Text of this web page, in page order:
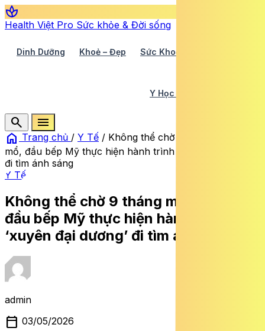
spa
Health Việt Pro Sức khỏe & Đời sống
Dinh Dưỡng Khoẻ – Đẹp Sức Khoẻ TV
Y Học Cổ Truyền
search
menu
home Trang chủ / Y Tế / Không thể chờ 9 tháng mới được
mổ, đầu bếp Mỹ thực hiện hành trình ‘xuyên đại dương’
đi tìm ánh sáng
Y Tế
Không thể chờ 9 tháng mới được mổ,
đầu bếp Mỹ thực hiện hành trình
‘xuyên đại dương’ đi tìm ánh sáng
admin
calendar_today 03/05/2026